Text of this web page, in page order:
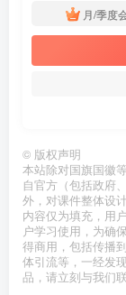
月/季度
© 版权声明
本站除对国旗国徽
自官方（包括政府
外，对课件整体设
内容仅为填充，用
户学习使用，为确
得商用，包括传播
体引流等，一经发
品，请立刻与我们联